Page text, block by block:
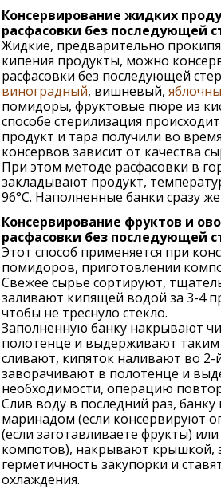
Консервирование жидких
расфасовки без последующей
Жидкие, предварительно
кипения продукты, можно
расфасовки без последующей
виноградный, вишневый,
помидоры, фруктовые пюре из
способе стерилизация
продукт и тара получили во
консервов зависит от качества
При этом методе расфасовки в
закладывают продукт,
96°С. Наполненные банки сразу
Консервирование фруктов и
расфасовки без последующей
Этот способ применяется при
помидоров, приготовлении
Свежее сырье сортируют,
заливают кипящей водой за 3-4
чтобы не треснуло стекло.
Заполненную банку накрывают
полотенце и выдерживают
сливают, кипяток наливают во
заворачивают в полотенце и
необходимости, операцию
Слив воду в последний раз,
маринадом (если консервируют
(если заготавливаете фрукты)
компотов), накрывают крышкой,
герметичность закупорки и
охлаждения.